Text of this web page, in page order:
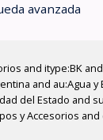
avanzada
and itype:BK
and au:Agua
del Estado
y Accesorios